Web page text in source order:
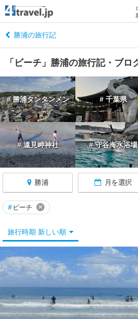
勝浦の旅行記
「ビーチ」勝浦の旅行記・ブロ
# 勝浦タンタンメン # 千葉県
# 遠見岬神社 # 守谷海水浴場
勝浦 月を選択
千
葉
へ
戻
る
千
葉
べ
て
舞
浜
・
浦
安
田
・
# ビーチ ×
旅行時期 新しい順